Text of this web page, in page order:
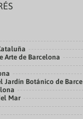
Arte de Barcelona
Jardín Botánico de Barce
Mar